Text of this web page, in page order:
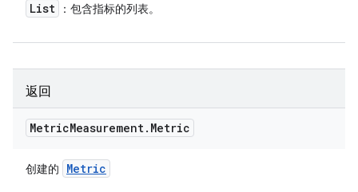
List ：包含指标的列表。
返回
MetricMeasurement. Metric
创建的 Metric